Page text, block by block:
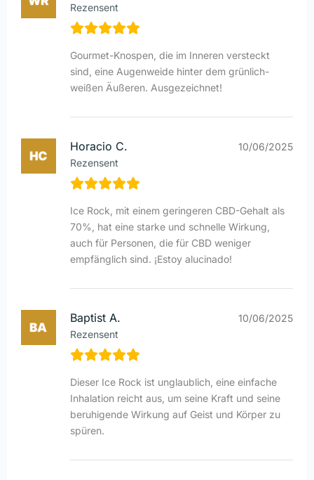
Rezensent
Gourmet-Knospen, die im Inneren versteckt
sind, eine Augenweide hinter dem grünlich-
weißen Äußeren. Ausgezeichnet!
Horacio C.
Rezensent
10/06/2025
Ice Rock, mit einem geringeren CBD-Gehalt als
70%, hat eine starke und schnelle Wirkung,
auch für Personen, die für CBD weniger
empfänglich sind. ¡Estoy alucinado!
Baptist A.
Rezensent
10/06/2025
Dieser Ice Rock ist unglaublich, eine einfache
Inhalation reicht aus, um seine Kraft und seine
beruhigende Wirkung auf Geist und Körper zu
spüren.